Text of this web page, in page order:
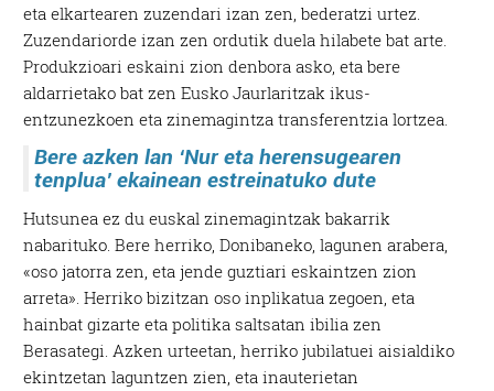
eta elkartearen zuzendari izan zen, bederatzi urtez.
Zuzendariorde izan zen ordutik duela hilabete bat arte.
Produkzioari eskaini zion denbora asko, eta bere
aldarrietako bat zen Eusko Jaurlaritzak ikus-
entzunezkoen eta zinemagintza transferentzia lortzea.
Bere azken lan ‘Nur eta herensugearen
tenplua’ ekainean estreinatuko dute
Hutsunea ez du euskal zinemagintzak bakarrik
nabarituko. Bere herriko, Donibaneko, lagunen arabera,
«oso jatorra zen, eta jende guztiari eskaintzen zion
arreta». Herriko bizitzan oso inplikatua zegoen, eta
hainbat gizarte eta politika saltsatan ibilia zen
Berasategi. Azken urteetan, herriko jubilatuei aisialdiko
ekintzetan laguntzen zien, eta inauterietan